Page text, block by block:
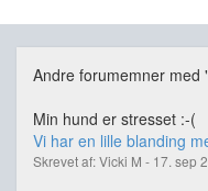
Andre forumemner med
Min hund er stresset :-(
Vi har en lille blanding
Skrevet af: Vicki M - 17. sep